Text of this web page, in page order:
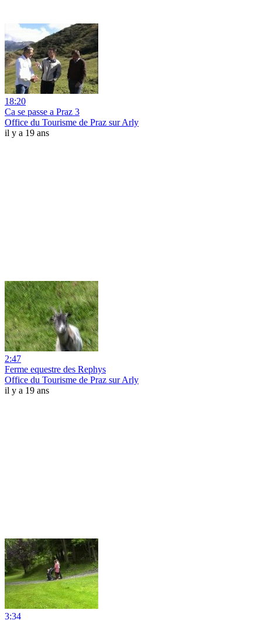
18:20
Ca se passe a Praz 3
Office du Tourisme de Praz sur Arly
il y a 19 ans
2:47
Ferme equestre des Rephys
Office du Tourisme de Praz sur Arly
il y a 19 ans
3:34